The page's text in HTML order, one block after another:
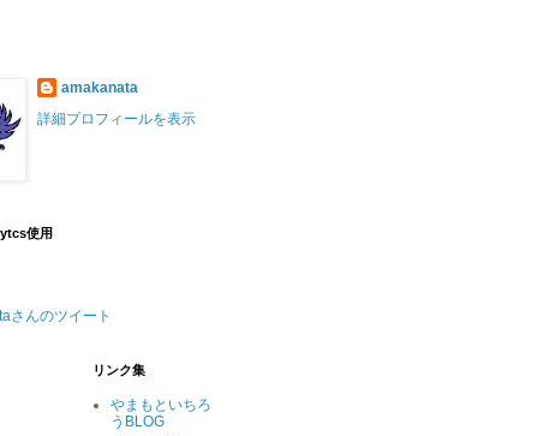
amakanata
詳細プロフィールを表示
使用
さんのツイート
リンク集
やまもといちろ
うBLOG